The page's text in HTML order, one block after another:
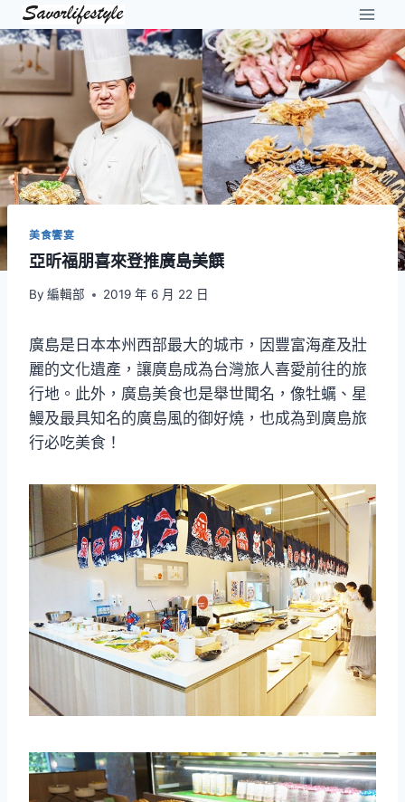
Skip
to
content
美食饗宴
亞昕福朋喜來登推廣島美饌
By 編輯部 2019 年 6 月 22 日
廣島是日本本州西部最大的城市，因豐富海產及壯
麗的文化遺產，讓廣島成為台灣旅人喜愛前往的旅
行地。此外，廣島美食也是舉世聞名，像牡蠣、星
鰻及最具知名的廣島風的御好燒，也成為到廣島旅
行必吃美食！